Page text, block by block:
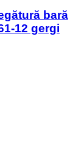
bară
12 gergi